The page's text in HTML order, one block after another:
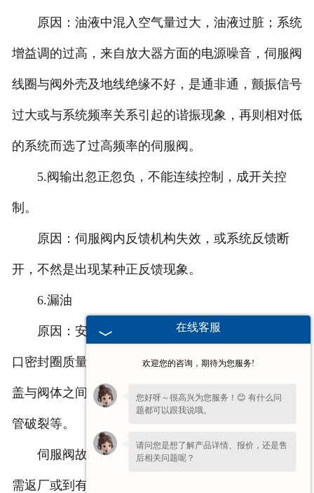
原因：油液中混入空气量过大，油液过脏；系统
增益调的过高，来自放大器方面的电源噪音，伺服阀
线圈与阀外壳及地线绝缘不好，是通非通，颤振信号
过大或与系统频率关系引起的谐振现象，再则相对低
的系统而选了过高频率的伺服阀。
5.阀输出忽正忽负，不能连续控制，成开关控
制。
原因：伺服阀内反馈机构失效，或系统反馈断
开，不然是出现某种正反馈现象。
6.漏油
原因：安装座表面加工质量不好、密封不住。阀
口密封圈质量问题，阀上堵头等处密封圈损坏。马达
盖与阀体之间漏油的话，可能是弹簧管破裂、内部油
管破裂等。
伺服阀故障排除，有的可自己排除，但许多故障
需返厂或到有能力的单位调试。
在线客服
欢迎您的咨询，期待为您服务!
您好呀～很高兴为您服务！😊 有什么问
题都可以跟我说哦。
请问您是想了解产品详情、报价，还是售
后相关问题呢？